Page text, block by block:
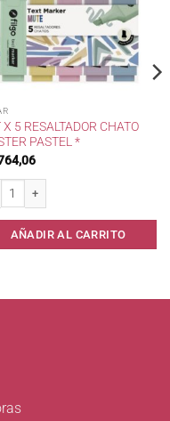
X 5 RESALTADOR CHATO
PASTEL *
AÑADIR AL CARRITO